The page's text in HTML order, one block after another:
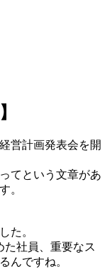
営計画発表会を開
てという文章があ
。
た。
た社員、重要なス
んですね。